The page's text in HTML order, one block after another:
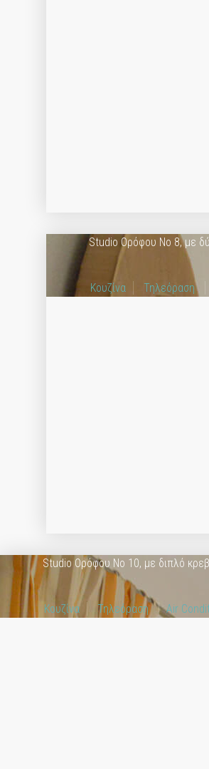
Studio Ορόφου Νο 8, με
Κουζίνα Τηλεόραση
Studio Ορόφου Νο 10, με διπλό
Κουζίνα Τηλεόραση Air